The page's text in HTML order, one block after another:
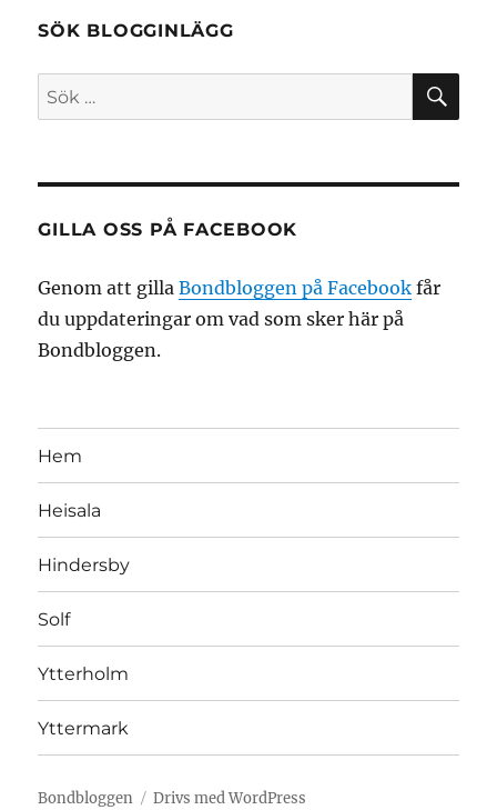
SÖK BLOGGINLÄGG
Sök
efter:
GILLA OSS PÅ FACEBOOK
Genom att gillaBondbloggen på Facebook får
du uppdateringar om vad som sker här på
Bondbloggen.
Hem
Heisala
Hindersby
Solf
Ytterholm
Yttermark
Bondbloggen Drivs med WordPress